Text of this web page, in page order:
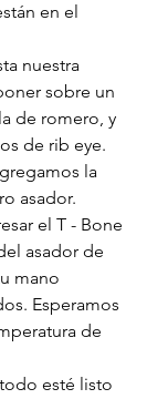
en el
nuestra
sobre un
de romero, y
de rib eye.
la
asador.
el T - Bone
asador de
mano
Esperamos
de
esté listo